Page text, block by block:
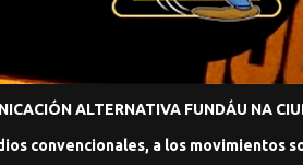
ALTERNATIVA FUNDÁU NA
convencionales, a los movimientos